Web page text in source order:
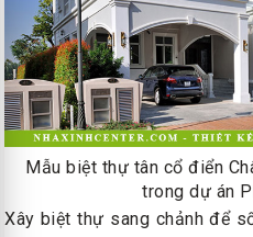
Mẫu biệt thự tân cổ điển
trong dự án
Xây biệt thự sang chảnh để